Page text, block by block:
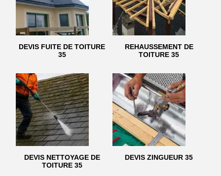
DEVIS FUITE DE TOITURE
35
REHAUSSEMENT DE
TOITURE 35
DEVIS NETTOYAGE DE
TOITURE 35
DEVIS ZINGUEUR 35